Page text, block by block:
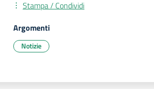
Stampa / Condividi
Argomenti
Notizie